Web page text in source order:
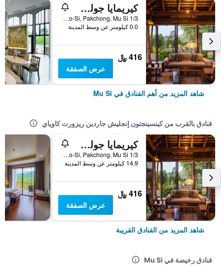
كيريمايا جولف ريزورت سبا
1/3 Moo 6 Thanarat Road, Moo-Si, Pakchong, Mu Si, تايلاند
0.0 كيلومتر عن وسط المدينة
416 ﷼
عرض الصفقة
شاهد المزيد من أهم الفنادق في Mu Si
فنادق بالقرب من كينسينجتون إنجليش جاردين ريزورت كاوياي
كيريمايا جولف ريزورت سبا
1/3 Moo 6 Thanarat Road, Moo-Si, Pakchong, Mu Si, تايلاند
14.9 كيلومتر عن وسط المدينة
416 ﷼
عرض الصفقة
شاهد المزيد من الفنادق القريبة
فنادق رخيصة في Mu Si